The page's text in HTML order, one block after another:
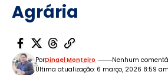
Agrária
Última atualização: 6 março, 2026 8:59 am
PorDinael Monteiro Nenhum